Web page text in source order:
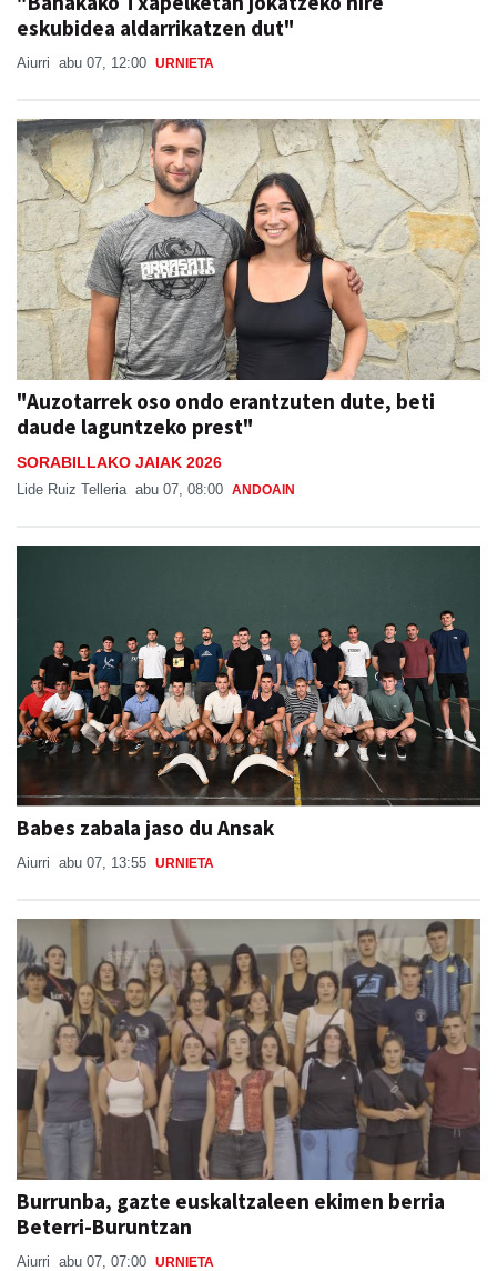
eskubidea aldarrikatzen dut"
Aiurri abu 07, 12:00 URNIETA
"Auzotarrek oso ondo erantzuten dute, beti
daude laguntzeko prest"
SORABILLAKO JAIAK 2026
Lide Ruiz Telleria abu 07, 08:00 ANDOAIN
Babes zabala jaso du Ansak
Aiurri abu 07, 13:55 URNIETA
Burrunba, gazte euskaltzaleen ekimen berria
Beterri-Buruntzan
Aiurri abu 07, 07:00 URNIETA